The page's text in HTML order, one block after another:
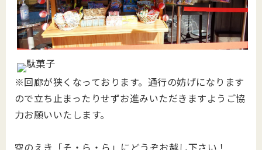
※回廊が狭くなっております。通行の妨げになります
ので立ち止まったりせずお進みいただきますようご協
力お願いいたします。
空のえき「そ・ら・ら」にどうぞお越し下さい！